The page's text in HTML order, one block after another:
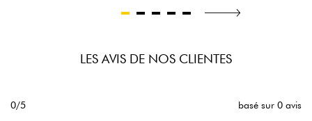
LES AVIS DE NOS CLIENTES
0/5 basé sur 0 avis